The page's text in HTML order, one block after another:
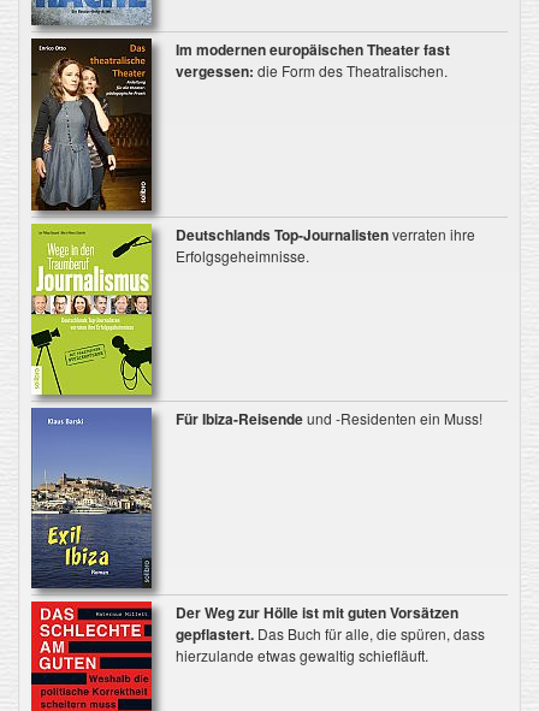
Im modernen europäischen Theater fast
vergessen: die Form des Theatralischen.
Deutschlands Top-Journalistenverraten ihre
Erfolgsgeheimnisse.
Für Ibiza-Reisendeund -Residenten ein Muss!
Der Weg zur Hölle ist mit guten Vorsätzen
gepflastert.Das Buch für alle, die spüren, dass
hierzulande etwas gewaltig schiefläuft.